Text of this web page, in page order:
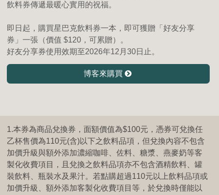
飲料券傳遞最暖心實用的祝福。
即日起，購買星巴克飲料券一本，即可獲贈「好友分享
券」一張（價值 $120，可累贈）。
好友分享券使用效期至2026年12月30日止。
博客來購買
1.本券為商品兌換券，面額價值為$100元，憑券可兌換任
乙杯售價為110元(含)以下之飲料品項，但兌換內容不包含
加價升級與額外添加濃縮咖啡、佐料、糖漿、燕麥奶等客
製化收費項目，且兌換之飲料品項亦不包含酒精飲料、罐
裝飲料、瓶裝水及果汁。若點購超過110元以上飲料品項或
加價升級、額外添加客製化收費項目等，於兌換時僅能以